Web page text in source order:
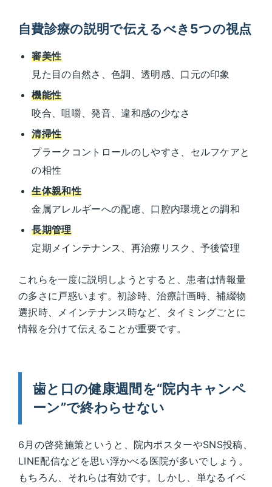
自費診療の説明で伝えるべき5つの視点
審美性
見た目の自然さ、色調、透明感、口元の印象
機能性
咬合、咀嚼、発音、違和感の少なさ
清掃性
プラークコントロールのしやすさ、セルフケアと
の相性
生体親和性
金属アレルギーへの配慮、口腔内環境との調和
長期管理
定期メインテナンス、再治療リスク、予後管理
これらを一度に説明しようとすると、患者は情報量
の多さに戸惑います。初診時、治療計画時、補綴物
選択時、メインテナンス時など、タイミングごとに
情報を分けて伝えることが重要です。
歯と口の健康週間を“院内キャンペ
ーン”で終わらせない
6月の啓発施策というと、院内ポスターやSNS投稿、
LINE配信などを思い浮かべる医院が多いでしょう。
もちろん、それらは有効です。しかし、単なるイベ